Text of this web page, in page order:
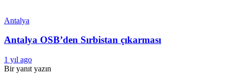
Antalya
Antalya OSB’den Sırbistan çıkarması
1 yıl ago
Bir yanıt yazın